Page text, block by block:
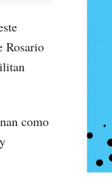
Rosario
como